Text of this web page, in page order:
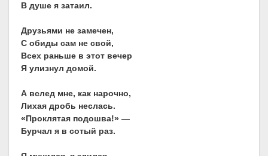
В душе я затаил.
Друзьями не замечен,
С обиды сам не свой,
Всех раньше в этот вечер
Я улизнул домой.
А вслед мне, как нарочно,
Лихая дробь неслась.
«Проклятая подошва!» —
Бурчал я в сотый раз.